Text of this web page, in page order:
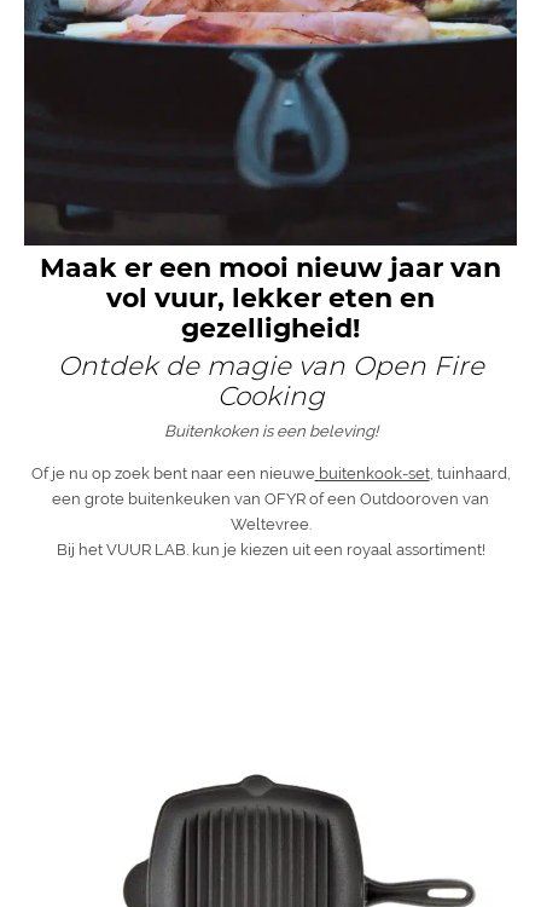
Maak er een mooi nieuw jaar van
vol vuur, lekker eten en
gezelligheid!
Ontdek de magie van Open Fire
Cooking
Buitenkoken is een beleving!
Of je nu op zoek bent naar een nieuwebuitenkook-set, tuinhaard,
een grote buitenkeuken van OFYR of een Outdooroven van
Weltevree.
Bij het VUUR LAB. kun je kiezen uit een royaal assortiment!